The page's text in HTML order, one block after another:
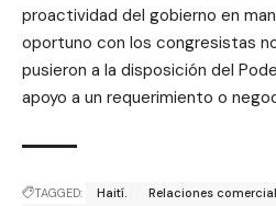
proactividad del gobierno en
oportuno con los congresistas
pusieron a la disposición del
apoyo a un requerimiento o
TAGGED: Haití.
Relaciones